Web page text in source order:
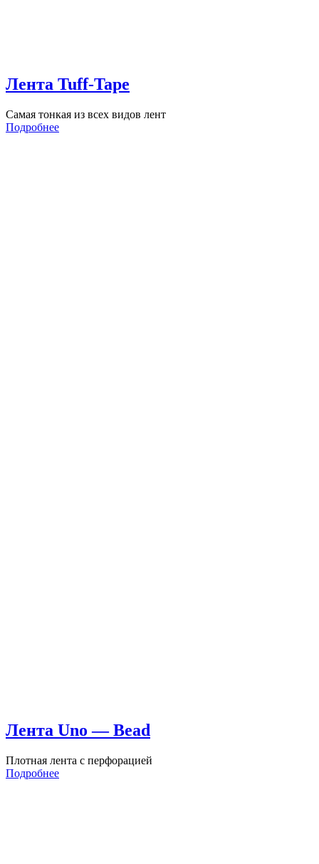
Лента Tuff-Tape
Самая тонкая из всех видов лент
Подробнее
Лента Uno — Bead
Плотная лента с перфорацией
Подробнее